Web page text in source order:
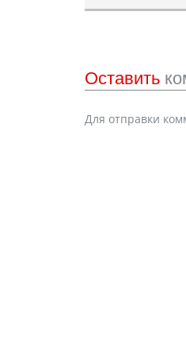
Оставить
Для отправки